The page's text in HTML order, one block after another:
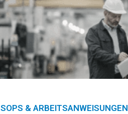
SOPS & ARBEITSANWEISUNGEN